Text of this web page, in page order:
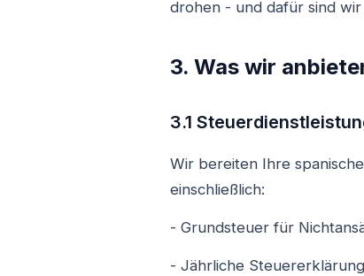
drohen - und dafür sind
3. Was wir
3.1
Wir bereiten Ihre
einschließlich:
- Grundsteuer für
- Jährliche